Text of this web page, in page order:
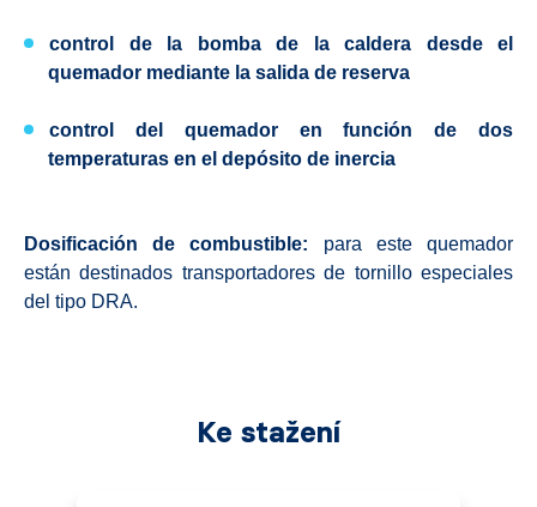
control de la bomba de la caldera desde el
quemador mediante la salida de reserva
control del quemadoren función de dos
temperaturas en el depósito de inercia
Dosificación de combustible: para este quemador
están destinados transportadores de tornillo especiales
del tipo DRA.
Ke stažení